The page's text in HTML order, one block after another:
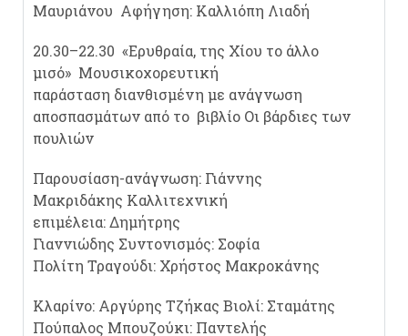
Μαυριάνου Αφήγηση: Καλλιόπη Λιαδή
20.30–22.30 «Ερυθραία, της Χίου το άλλο
μισό» Μουσικοχορευτική
παράσταση διανθισμένη με ανάγνωση
αποσπασμάτων από το βιβλίο Οι βάρδιες των
πουλιών
Παρουσίαση-ανάγνωση: Γιάννης
Μακριδάκης Καλλιτεχνική
επιμέλεια: Δημήτρης
Γιαννιώδης Συντονισμός: Σοφία
Πολίτη Τραγούδι: Χρήστος Μακροκάνης
Κλαρίνο: Αργύρης Τζήκας Βιολί: Σταμάτης
Πούπαλος Μπουζούκι: Παντελής